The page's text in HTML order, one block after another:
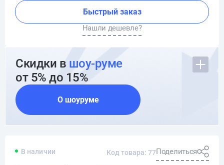
Быстрый заказ
Нашли дешевле?
Скидки в шоу-руме
от 5% до 15%
О шоуруме
В наличии Код товара: 77Поделиться